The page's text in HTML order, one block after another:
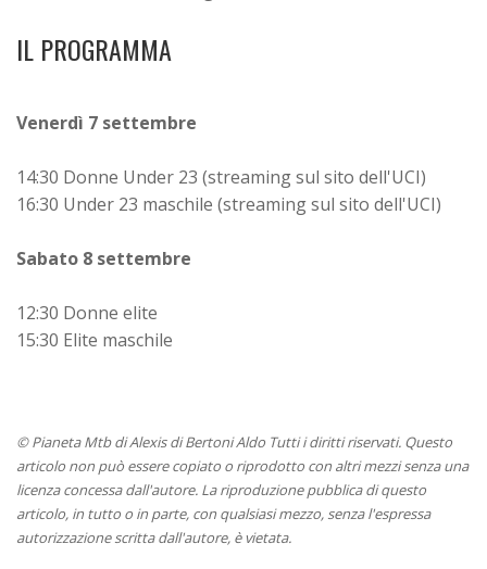
IL PROGRAMMA
Venerdì 7 settembre
14:30 Donne Under 23 (streaming sul sito dell'UCI)
16:30 Under 23 maschile (streaming sul sito dell'UCI)
Sabato 8 settembre
12:30 Donne elite
15:30 Elite maschile
© Pianeta Mtb di Alexis di Bertoni Aldo Tutti i diritti riservati. Questo
articolo non può essere copiato o riprodotto con altri mezzi senza una
licenza concessa dall'autore. La riproduzione pubblica di questo
articolo, in tutto o in parte, con qualsiasi mezzo, senza l'espressa
autorizzazione scritta dall'autore, è vietata.